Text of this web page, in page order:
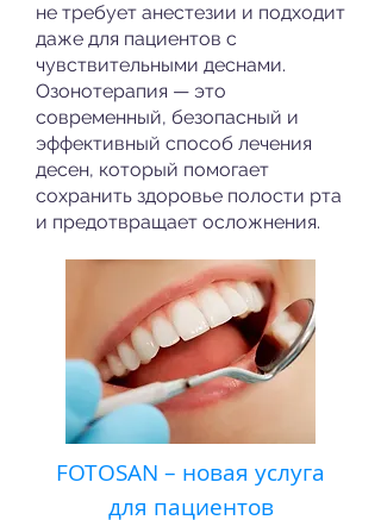
не требует анестезии и подходит
даже для пациентов с
чувствительными деснами.
Озонотерапия — это
современный, безопасный и
эффективный способ лечения
десен, который помогает
сохранить здоровье полости рта
и предотвращает осложнения.
FOTOSAN – новая услуга
для пациентов